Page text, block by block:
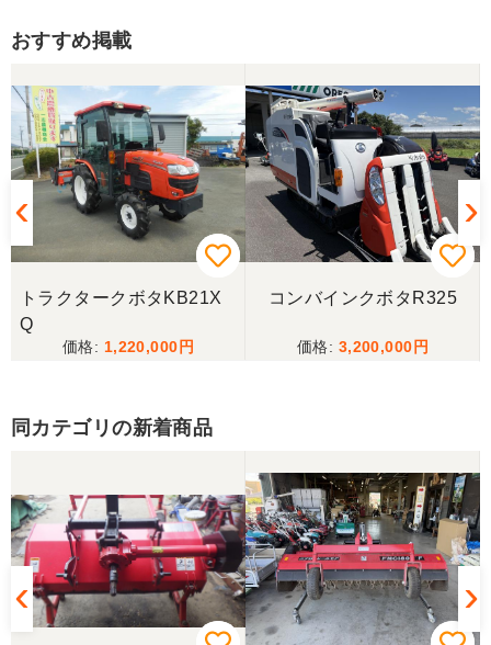
物は2台出ていて、当初安い方を購入予定でした。
しかしそちらは売れてしまったとの事でしたので、5
万円ほど高い方を購入させて頂きました。 引き取り
に伺い持ち帰りましたが、出品画像と違い確認した
所、安い方を渡されました。 出品者に問い合わせま
したが、高い方は「先に購入した者が引き取り済み
で安い方でお願いしたい」との事。 では先の安い方
との差額分を返金と交渉しましたが、「難しい」と
の事。カバーが脱落していて、使用に難が有る事を
伝えたところ、そのカバー代金で妥協する事になり
ました。 「管理する者が間違えて管理番号を貼り付
けた」 といっておりましたが、とても残念な気持
うな間違いが無いように改善して欲しいです。
とうございました。
東京都／yuikanoa
いろいろな質問にもすぐに答えていただき 引き取り
時にも親切な対応をありがとうございました。又機
会があれば宜しくお願いします。ありがとうござい
ます。
おすすめ掲載
トラクタークボタKB21X
Q
1,220,000
コンバインクボタR325
3,200,000
同カテゴリの新着商品